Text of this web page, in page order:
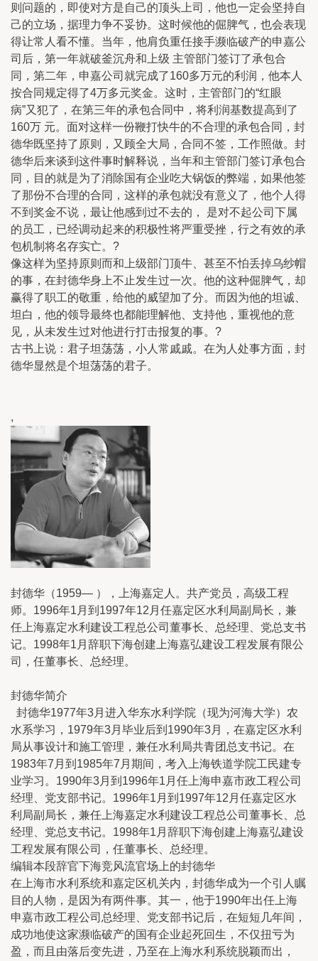
则问题的，即使对方是自己的顶头上司，他也一定会坚持自
己的立场，据理力争不妥协。这时候他的倔脾气，也会表现
得让常人看不懂。当年，他肩负重任接手濒临破产的申嘉公
司后，第一年就破釜沉舟和上级 主管部门签订了承包合
同，第二年，申嘉公司就完成了160多万元的利润，他本人
按合同规定得了4万多元奖金。这时，主管部门的“红眼
病”又犯了，在第三年的承包合同中，将利润基数提高到了
160万 元。面对这样一份鞭打快牛的不合理的承包合同，封
德华既坚持了原则，又顾全大局，合同不签，工作照做。封
德华后来谈到这件事时解释说，当年和主管部门签订承包合
同，目的就是为了消除国有企业吃大锅饭的弊端，如果他签
了那份不合理的合同，这样的承包就没有意义了，他个人得
不到奖金不说，最让他感到过不去的， 是对不起公司下属
的员工，已经调动起来的积极性将严重受挫，行之有效的承
包机制将名存实亡。?
像这样为坚持原则而和上级部门顶牛、甚至不怕丢掉乌纱帽
的事，在封德华身上不止发生过一次。他的这种倔脾气，却
赢得了职工的敬重，给他的威望加了分。而因为他的坦诚、
坦白，他的领导最终也都能理解他、支持他，重视他的意
见，从未发生过对他进行打击报复的事。?
古书上说：君子坦荡荡，小人常戚戚。在为人处事方面，封
德华显然是个坦荡荡的君子。
,
封德华（1959— ），上海嘉定人。共产党员，高级工程
师。1996年1月到1997年12月任嘉定区水利局副局长，兼
任上海嘉定水利建设工程总公司董事长、总经理、党总支书
记。1998年1月辞职下海创建上海嘉弘建设工程发展有限公
司，任董事长、总经理。
封德华简介
封德华1977年3月进入华东水利学院（现为河海大学）农
水系学习，1979年3月毕业后到1990年3月，在嘉定区水利
局从事设计和施工管理，兼任水利局共青团总支书记。在
1983年7月到1985年7月期间，考入上海铁道学院工民建专
业学习。1990年3月到1996年1月任上海申嘉市政工程公司
经理、党支部书记。1996年1月到1997年12月任嘉定区水
利局副局长，兼任上海嘉定水利建设工程总公司董事长、总
经理、党总支书记。1998年1月辞职下海创建上海嘉弘建设
工程发展有限公司，任董事长、总经理。
编辑本段辞官下海竞风流官场上的封德华
在上海市水利系统和嘉定区机关内，封德华成为一个引人瞩
目的人物，是因为有两件事。其一，他于1990年出任上海
申嘉市政工程公司总经理、党支部书记后，在短短几年间，
成功地使这家濒临破产的国有企业起死回生，不仅扭亏为
盈，而且由落后变先进，乃至在上海水利系统脱颖而出，